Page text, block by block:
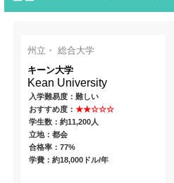
州立・ 総合大学
キーン大学
Kean University
入学難易度：難しい
おすすめ度：★★☆☆☆
学生数：約11,200人
立地：都会
合格率：77%
学費：約18,000ドル/年